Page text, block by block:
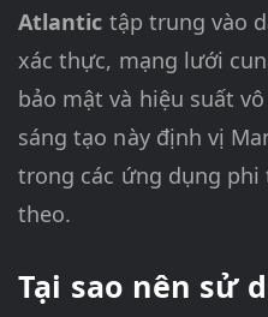
Atlantic tập trung vào
xác thực, mạng lưới
bảo mật và hiệu suất
sáng tạo này định vị
trong các ứng dụng
theo.
Tại sao nên sử